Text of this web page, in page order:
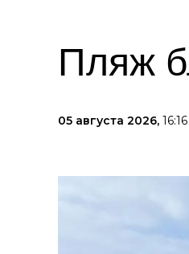
Пляж
05 августа 2026, 16:16